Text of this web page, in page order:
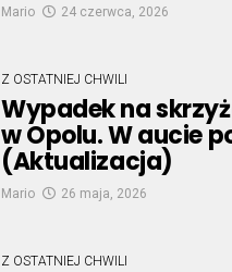
Mario 24 czerwca, 2026
Z OSTATNIEJ CHWILI
Wypadek na
w Opolu. W aucie
(Aktualizacja)
Mario 26 maja, 2026
Z OSTATNIEJ CHWILI